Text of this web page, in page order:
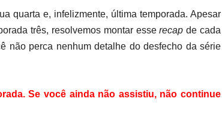
quarta e, infelizmente, última temporada. Apesar
três, resolvemos montar esserecap de cada
não perca nenhum detalhe do desfecho da série
Se você ainda não assistiu, não continue